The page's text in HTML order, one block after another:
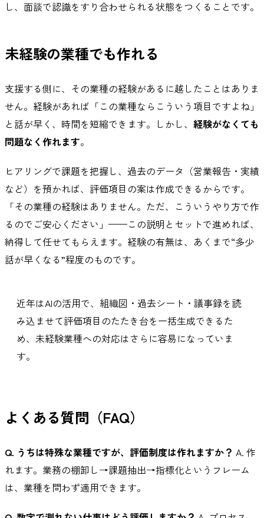
し、面談で認識をすり合わせられる状態をつくることです。
未経験の業種でも作れる
支援する側に、その業種の経験があるに越したことはありま
せん。経験があれば「この業種ならこういう項目ですよね」
と話が早く、時間を短縮できます。しかし、 経験がなくても
問題なく作れます。
ヒアリングで課題を把握し、過去のデータ（営業報告・実績
など）を預かれば、評価項目の案は作成できるからです。
「その業種の経験はありません。ただ、こういうやり方で作
るのでご安心ください」——この説明とセットで進めれば、
納得して任せてもらえます。経験の有無は、あくまで“多少
話が早くなる”程度のものです。
近年はAIの活用で、組織図・過去シート・議事録を読
み込ませて評価項目のたたき台を一括生成できるた
め、未経験業種への対応はさらに容易になっていま
す。
よくある質問（FAQ）
Q. うちは特殊な業種ですが、評価制度は作れますか？ A. 作
れます。業務の棚卸し→課題抽出→指標化というフレーム
は、業種を問わず適用できます。